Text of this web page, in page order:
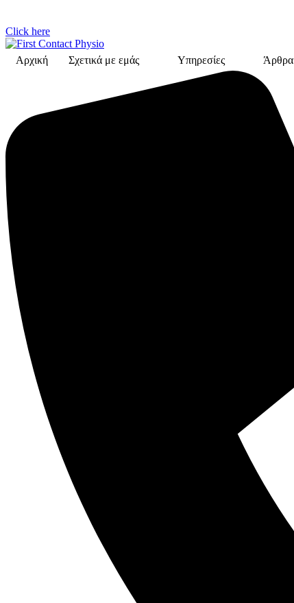
Click here
Αρχική Σχετικά με εμάς Υπηρεσίες Άρθρα